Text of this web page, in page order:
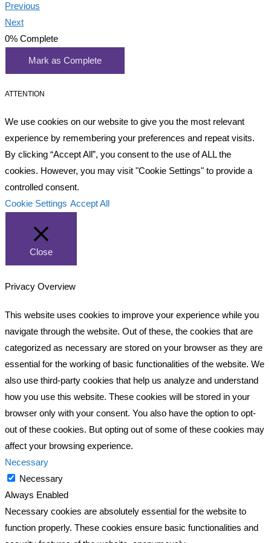
Previous
Next
0% Complete
Mark as Complete
ATTENTION
We use cookies on our website to give you the most relevant
experience by remembering your preferences and repeat visits.
By clicking “Accept All”, you consent to the use of ALL the
cookies. However, you may visit "Cookie Settings" to provide a
controlled consent.
Cookie Settings Accept All
Close
Privacy Overview
This website uses cookies to improve your experience while you
navigate through the website. Out of these, the cookies that are
categorized as necessary are stored on your browser as they are
essential for the working of basic functionalities of the website. We
also use third-party cookies that help us analyze and understand
how you use this website. These cookies will be stored in your
browser only with your consent. You also have the option to opt-
out of these cookies. But opting out of some of these cookies may
affect your browsing experience.
Necessary
Necessary
Always Enabled
Necessary cookies are absolutely essential for the website to
function properly. These cookies ensure basic functionalities and